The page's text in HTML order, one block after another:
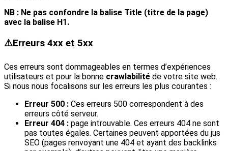
NB : Ne pas confondre la balise Title (titre de la page)
avec la balise H1.
⚠️Erreurs 4xx et 5xx
Ces erreurs sont dommageables en termes d’expériences
utilisateurs et pour la bonne crawlabilité de votre site web.
Si nous nous focalisons sur les erreurs les plus courantes :
Erreur 500 : Ces erreurs 500 correspondent à des
erreurs côté serveur.
Erreur 404 : page introuvable. Ces erreurs 404 ne sont
pas toutes égales. Certaines peuvent apportées du jus
SEO (pages renvoyant une 404 et ayant des backlinks